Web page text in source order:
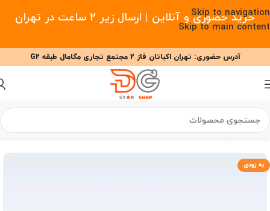
Skip to navigation
Skip to main content
خرید حضوری و آنلاین | ارسال زیر 2 ساعت در تهران
09377477910 - 09127708341 علیزاده
آدرس حضوری: تهران اکباتان فاز 2 مجتمع تجاری مگامال طبقه G2
خانه/آشپزخانه هوشمند/ماشین لباسشویی
به زودی